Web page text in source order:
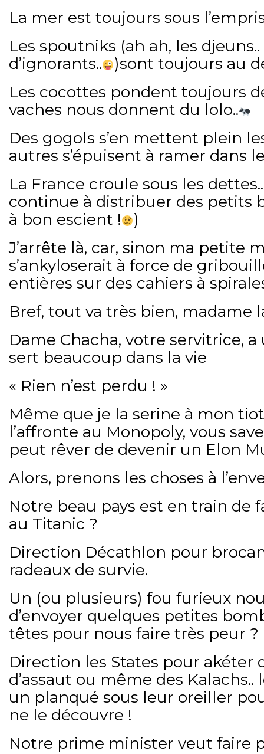
La mer est toujours sous
Les spoutniks (ah ah, les
d’ignorants..
)sont toujours au
Les cocottes pondent toujours
vaches nous donnent du lolo..
Des gogols s’en mettent plein
autres s’épuisent à ramer dans
La France croule sous les
continue à distribuer des petits
à bon escient !
)
J’arrête là, car, sinon ma petite
s’ankyloserait à force de
entières sur des cahiers à
Bref, tout va très bien, madame
Dame Chacha, votre servitrice,
sert beaucoup dans la vie
« Rien n’est perdu ! »
Même que je la serine à mon
l’affronte au Monopoly, vous
peut rêver de devenir un Elon
Alors, prenons les choses à
Notre beau pays est en train de
au Titanic ?
Direction Décathlon pour
radeaux de survie.
Un (ou plusieurs) fou furieux
d’envoyer quelques petites
têtes pour nous faire très peur ?
Direction les States pour akéter
d’assaut ou même des
un planqué sous leur oreiller
ne le découvre !
Notre prime minister veut faire